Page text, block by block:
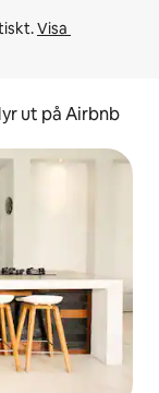
Visa
ut på Airbnb